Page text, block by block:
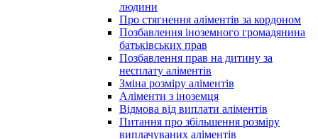
людини
Про стягнення аліментів за кордоном
Позбавлення іноземного громадянина
батьківських прав
Позбавлення прав на дитину за
несплату аліментів
Зміна розміру аліментів
Аліменти з іноземця
Відмова від виплати аліментів
Питання про збільшення розміру
виплачуваних аліментів